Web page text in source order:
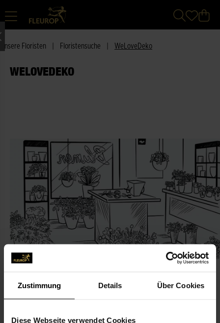
Zustimmung Details Über Cookies
Diese Webseite verwendet Cookies
Unsere Floristen Floristensuche WeLoveDeko
WELOVEDEKO
KONTAKT